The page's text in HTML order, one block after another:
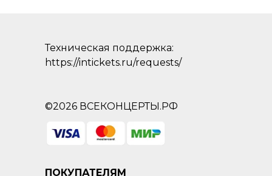
Техническая поддержка:
https://intickets.ru/requests/
©2026 ВСЕКОНЦЕРТЫ.РФ
ПОКУПАТЕЛЯМ